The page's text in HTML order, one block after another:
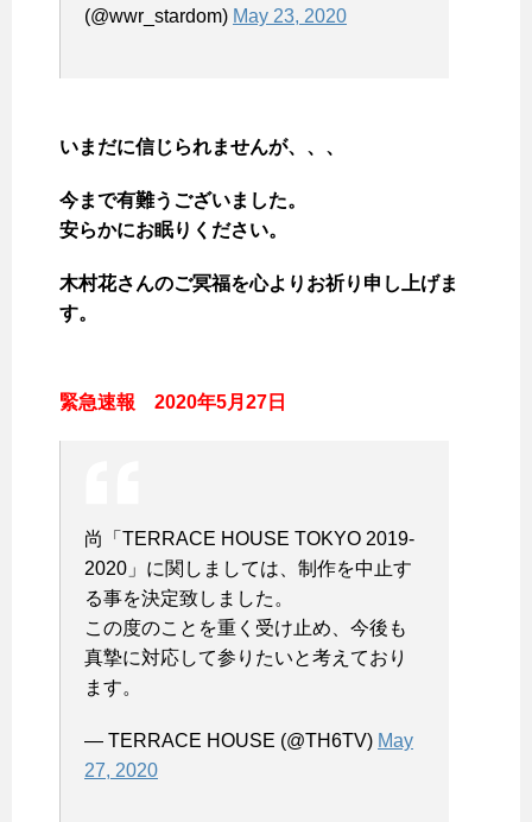
(@wwr_stardom) May 23, 2020
いまだに信じられませんが、、、
今まで有難うございました。
安らかにお眠りください。
木村花さんのご冥福を心よりお祈り申し上げま
す。
緊急速報 2020年5月27日
尚「TERRACE HOUSE TOKYO 2019-
2020」に関しましては、制作を中止す
る事を決定致しました。
この度のことを重く受け止め、今後も
真摯に対応して参りたいと考えており
ます。
— TERRACE HOUSE (@TH6TV) May
27, 2020